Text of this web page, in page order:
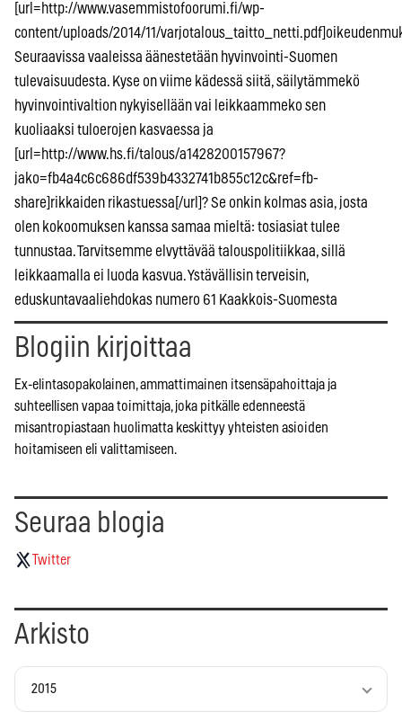
[url=http://www.vasemmistofoorumi.fi/wp-
content/uploads/2014/11/
Seuraavissa vaaleissa äänestetään hyvinvointi-Suomen
tulevaisuudesta. Kyse on viime kädessä siitä, säilytämmekö
hyvinvointivaltion nykyisellään vai leikkaammeko sen
kuoliaaksi tuloerojen kasvaessa ja
[url=http://www.hs.fi/talous/a1428200157967?
jako=fb4a4c6c686df539b4332741b855c12c&ref=fb-
share]rikkaiden rikastuessa[/url]? Se onkin kolmas asia, josta
olen kokoomuksen kanssa samaa mieltä: tosiasiat tulee
tunnustaa. Tarvitsemme elvyttävää talouspolitiikkaa, sillä
leikkaamalla ei luoda kasvua. Ystävällisin terveisin,
eduskuntavaaliehdokas numero 61 Kaakkois-Suomesta
Blogiin kirjoittaa
Ex-elintasopakolainen, ammattimainen itsensäpahoittaja ja
suhteellisen vapaa toimittaja, joka pitkälle edenneestä
misantropiastaan huolimatta keskittyy yhteisten asioiden
hoitamiseen eli valittamiseen.
Seuraa blogia
Twitter
Arkisto
2015